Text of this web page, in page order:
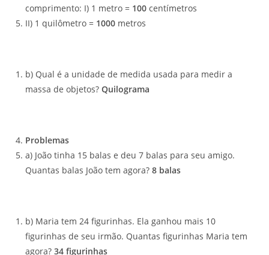
comprimento: I) 1 metro = 100 centímetros
II) 1 quilômetro = 1000 metros
b) Qual é a unidade de medida usada para medir a
massa de objetos?Quilograma
Problemas
a) João tinha 15 balas e deu 7 balas para seu amigo.
Quantas balas João tem agora?8 balas
b) Maria tem 24 figurinhas. Ela ganhou mais 10
figurinhas de seu irmão. Quantas figurinhas Maria tem
agora?34 figurinhas